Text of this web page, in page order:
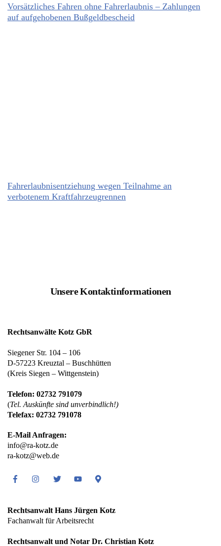
Vorsätzliches Fahren ohne Fahrerlaubnis – Zahlungen
auf aufgehobenen Bußgeldbescheid
Fahrerlaubnisentziehung wegen Teilnahme an
verbotenem Kraftfahrzeugrennen
Unsere Kontaktinformationen
Rechtsanwälte Kotz GbR
Siegener Str. 104 – 106
D-57223 Kreuztal – Buschhütten
(Kreis Siegen – Wittgenstein)
Telefon: 02732 791079
(Tel. Auskünfte sind unverbindlich!)
Telefax: 02732 791078
E-Mail Anfragen:
info@ra-kotz.de
ra-kotz@web.de
FacebookInstagramTwitter Youtube Google
Rechtsanwalt Hans Jürgen Kotz
Fachanwalt für Arbeitsrecht
Rechtsanwalt und Notar Dr. Christian Kotz